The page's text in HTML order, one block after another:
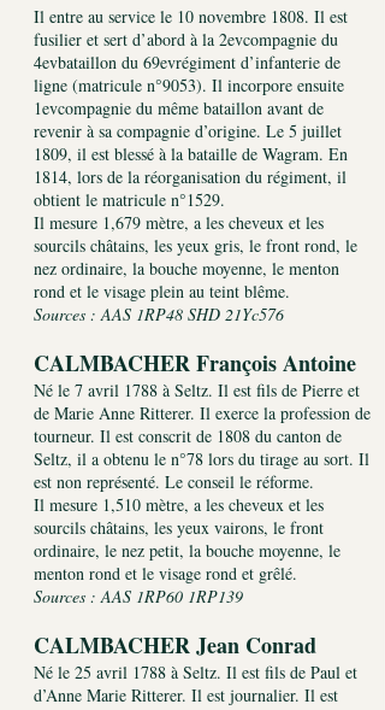
Il entre au service le 10 novembre 1808. Il est
fusilier et sert d’abord à la 2evcompagnie du
4evbataillon du 69evrégiment d’infanterie de
ligne (matricule n°9053). Il incorpore ensuite
1evcompagnie du même bataillon avant de
revenir à sa compagnie d’origine. Le 5 juillet
1809, il est blessé à la bataille de Wagram. En
1814, lors de la réorganisation du régiment, il
obtient le matricule n°1529.
Il mesure 1,679 mètre, a les cheveux et les
sourcils châtains, les yeux gris, le front rond, le
nez ordinaire, la bouche moyenne, le menton
rond et le visage plein au teint blême.
Sources : AAS 1RP48 SHD 21Yc576
CALMBACHER François Antoine
Né le 7 avril 1788 à Seltz. Il est fils de Pierre et
de Marie Anne Ritterer. Il exerce la profession de
tourneur. Il est conscrit de 1808 du canton de
Seltz, il a obtenu le n°78 lors du tirage au sort. Il
est non représenté. Le conseil le réforme.
Il mesure 1,510 mètre, a les cheveux et les
sourcils châtains, les yeux vairons, le front
ordinaire, le nez petit, la bouche moyenne, le
menton rond et le visage rond et grêlé.
Sources : AAS 1RP60 1RP139
CALMBACHER Jean Conrad
Né le 25 avril 1788 à Seltz. Il est fils de Paul et
d’Anne Marie Ritterer. Il est journalier. Il est